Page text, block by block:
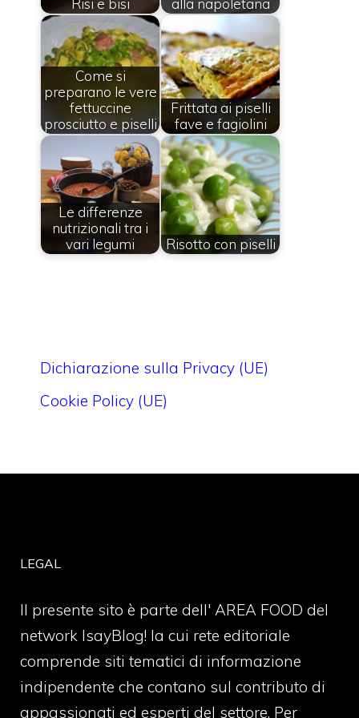
Risi e bisi
alla napoletana
Come si
preparano le vere
fettuccine
prosciutto e piselli
Frittata ai piselli
fave e fagiolini
Le differenze
nutrizionali tra i
vari legumi
Risotto con piselli
Dichiarazione sulla Privacy (UE)
Cookie Policy (UE)
LEGAL
Il presente sito è parte dell' AREA FOOD del
network IsayBlog! la cui rete editoriale
comprende siti tematici di informazione
indipendente che contano sul contributo di
appassionati ed esperti del settore. Per